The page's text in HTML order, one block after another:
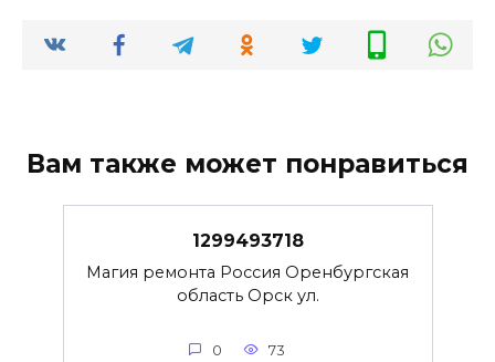
Вам также может понравиться
1299493718
Магия ремонта Россия Оренбургская
область Орск ул.
0 73